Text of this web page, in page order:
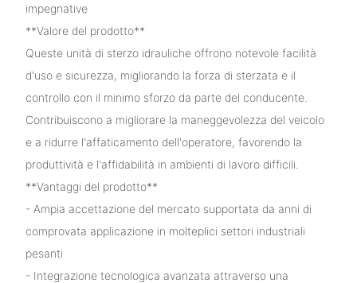
impegnative
**Valore del prodotto**
Queste unità di sterzo idrauliche offrono notevole facilità
d'uso e sicurezza, migliorando la forza di sterzata e il
controllo con il minimo sforzo da parte del conducente.
Contribuiscono a migliorare la maneggevolezza del veicolo
e a ridurre l'affaticamento dell'operatore, favorendo la
produttività e l'affidabilità in ambienti di lavoro difficili.
**Vantaggi del prodotto**
- Ampia accettazione del mercato supportata da anni di
comprovata applicazione in molteplici settori industriali
pesanti
- Integrazione tecnologica avanzata attraverso una